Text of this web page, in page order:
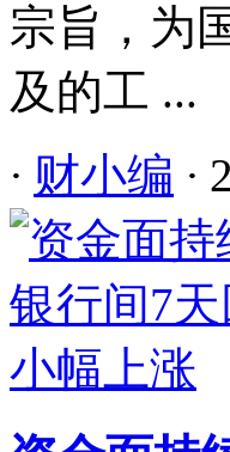
宗旨，为
及的工 ...
· 财小编 ·